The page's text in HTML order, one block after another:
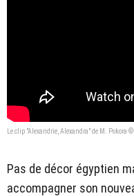
Le clip "Alexandrie, Alexandra" de M. Pokora
Pas de décor égyptien
accompagner son